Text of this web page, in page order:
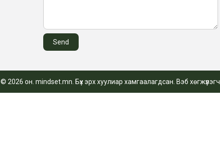
© 2026 он. mindset.mn. Бүх эрх хуулиар хамгаалагдсан. Вэб хөгжүүлэгч